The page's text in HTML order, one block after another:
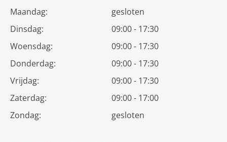
Maandag:
gesloten
Dinsdag:
09:00 - 17:30
Woensdag:
09:00 - 17:30
Donderdag:
09:00 - 17:30
Vrijdag:
09:00 - 17:30
Zaterdag:
09:00 - 17:00
Zondag:
gesloten